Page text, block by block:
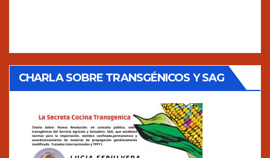
CHARLA SOBRE TRANSGÉNICOS Y SAG